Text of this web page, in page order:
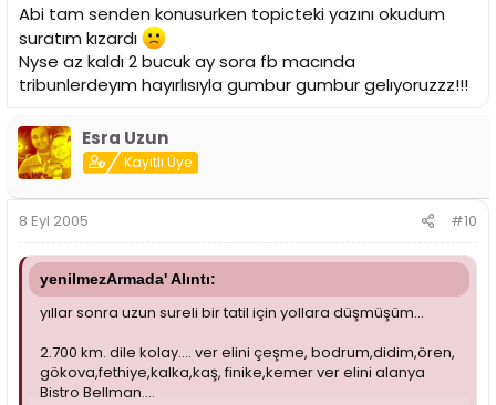
Abi tam senden konusurken topicteki yazını okudum
suratım kızardı
Nyse az kaldı 2 bucuk ay sora fb macında
tribunlerdeyım hayırlısıyla gumbur gumbur gelıyoruzzz!!!
Esra Uzun
Kayıtlı Üye
8 Eyl 2005 #10
yenilmezArmada' Alıntı:
yıllar sonra uzun sureli bir tatil için yollara düşmüşüm...
2.700 km. dile kolay.... ver elini çeşme, bodrum,didim,ören,
gökova,fethiye,kalka,kaş, finike,kemer ver elini alanya
Bistro Bellman....